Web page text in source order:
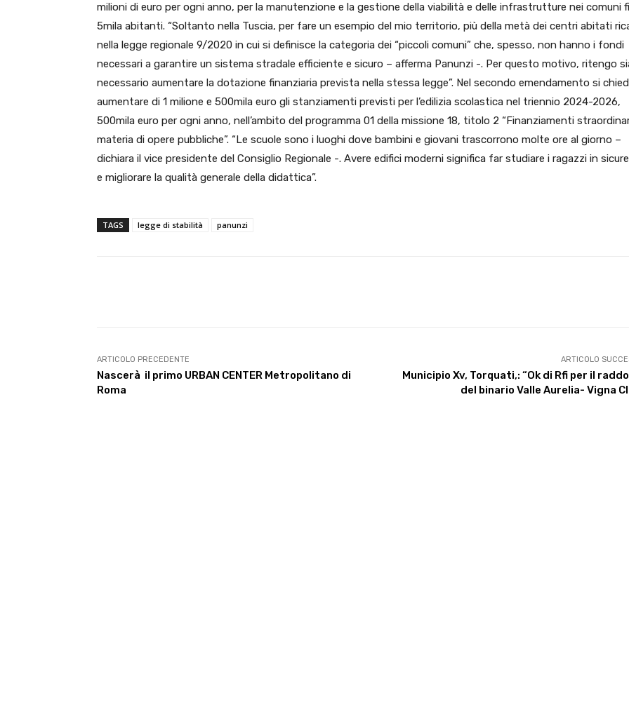
milioni di euro per ogni anno, per la manutenzione e la gestione della viabilità e delle infrastrutture nei comuni
5mila abitanti. “Soltanto nella Tuscia, per fare un esempio del mio territorio, più della metà dei centri abitati
nella legge regionale 9/2020 in cui si definisce la categoria dei “piccoli comuni” che, spesso, non hanno i fondi
necessari a garantire un sistema stradale efficiente e sicuro – afferma Panunzi -. Per questo motivo, ritengo
necessario aumentare la dotazione finanziaria prevista nella stessa legge”. Nel secondo emendamento si
aumentare di 1 milione e 500mila euro gli stanziamenti previsti per l’edilizia scolastica nel triennio 2024-2026,
500mila euro per ogni anno, nell’ambito del programma 01 della missione 18, titolo 2 “Finanziamenti
materia di opere pubbliche”. “Le scuole sono i luoghi dove bambini e giovani trascorrono molte ore al giorno –
dichiara il vice presidente del Consiglio Regionale -. Avere edifici moderni significa far studiare i ragazzi in
e migliorare la qualità generale della didattica”.
TAGS legge di stabilità panunzi
ARTICOLO PRECEDENTE
Nascerà il primo URBAN CENTER Metropolitano di
Roma
ARTICOLO
Municipio Xv, Torquati,: “Ok di Rfi per il
del binario Valle Aurelia- Vigna